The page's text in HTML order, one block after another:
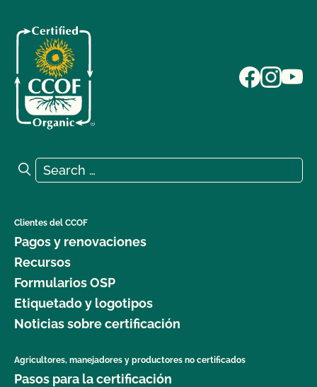
Search for:
Search
Clientes del CCOF
Pagos y renovaciones
Recursos
Formularios OSP
Etiquetado y logotipos
Noticias sobre certificación
Agricultores, manejadores y productores no certificados
Pasos para la certificación